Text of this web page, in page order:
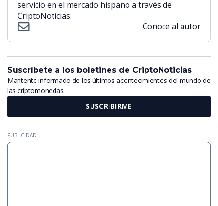
servicio en el mercado hispano a través de
CriptoNoticias.
Conoce al autor
Suscríbete a los boletines de CriptoNoticias
Mantente informado de los últimos acontecimientos del mundo de
las criptomonedas.
SUSCRIBIRME
PUBLICIDAD